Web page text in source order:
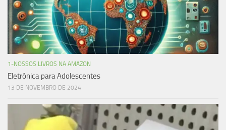
1-NOSSOS LIVROS NA AMAZON
Eletrônica para Adolescentes
13 DE NOVEMBRO DE 2024